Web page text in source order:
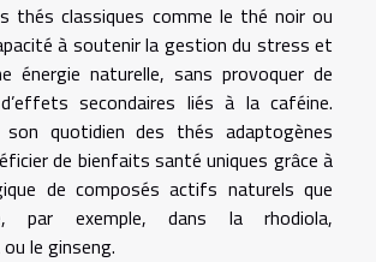
thés classiques comme le thé noir ou
à soutenir la gestion du stress et
énergie naturelle, sans provoquer de
secondaires liés à la caféine.
quotidien des thés adaptogènes
de bienfaits santé uniques grâce à
de composés actifs naturels que
par exemple, dans la rhodiola,
le ginseng.